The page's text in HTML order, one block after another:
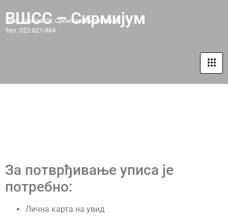
ВШСС – Сирмијум
Змај Јовина 29, Сремска Митровица
Тел: 022-621-864
За потврђивање уписа је
потребно:
Лична карта на увид